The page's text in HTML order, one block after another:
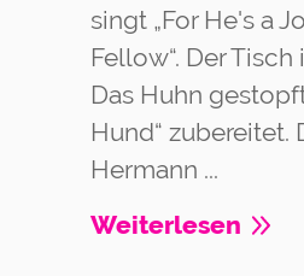
singt „For He's a
Fellow“. Der
Das Huhn
Hund“ zubereitet.
Hermann ...
Weiterlesen